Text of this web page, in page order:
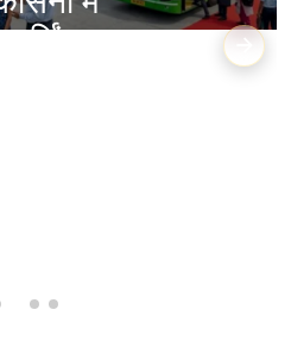
आसान होगा